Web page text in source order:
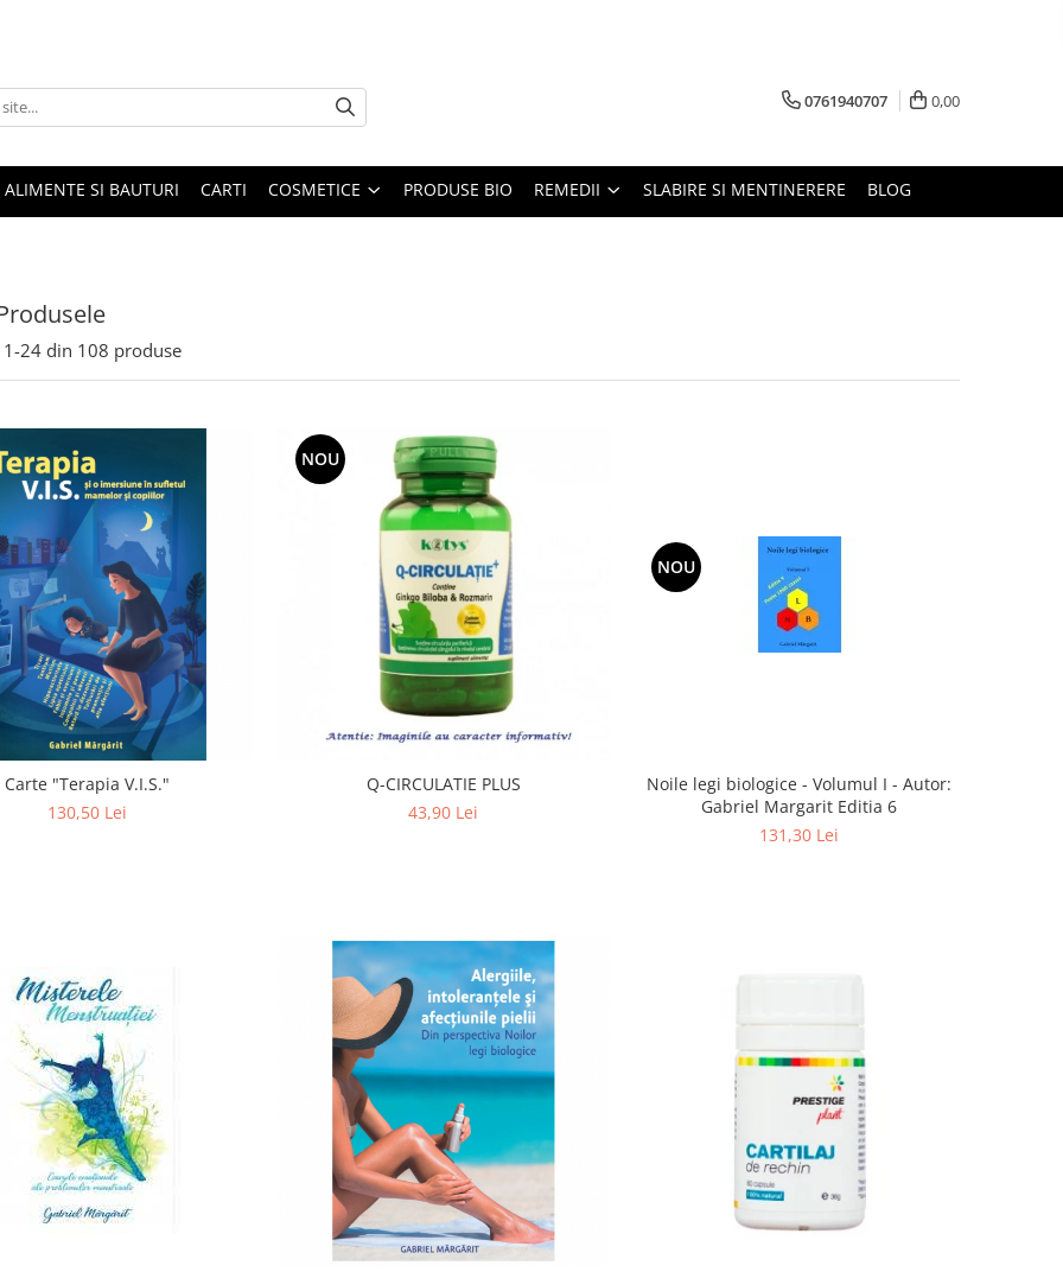
0761940707 0,00
ALIMENTE SI BAUTURI CARTI COSMETICE PRODUSE BIO REMEDII SLABIRE SI MENTINERERE BLOG
1-24 din 108 produse
Carte "Terapia V.I.S."
130,50 Lei
NOU
Q-CIRCULATIE PLUS
43,90 Lei
NOU
Noile legi biologice - Volumul I - Autor:
Gabriel Margarit Editia 6
131,30 Lei